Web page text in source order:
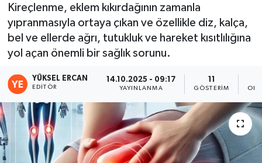
Kireçlenme, eklem kıkırdağının zamanla
yıpranmasıyla ortaya çıkan ve özellikle diz, kalça,
bel ve ellerde ağrı, tutukluk ve hareket kısıtlılığına
yol açan önemli bir sağlık sorunu.
YÜKSEL ERCAN
EDITÖR
14.10.2025 - 09:17
YAYINLANMA GÖSTERIM
Son Dakika Haberleri
Haber Arşivi